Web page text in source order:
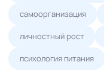
самоорганизация
личностный рост
психология питания